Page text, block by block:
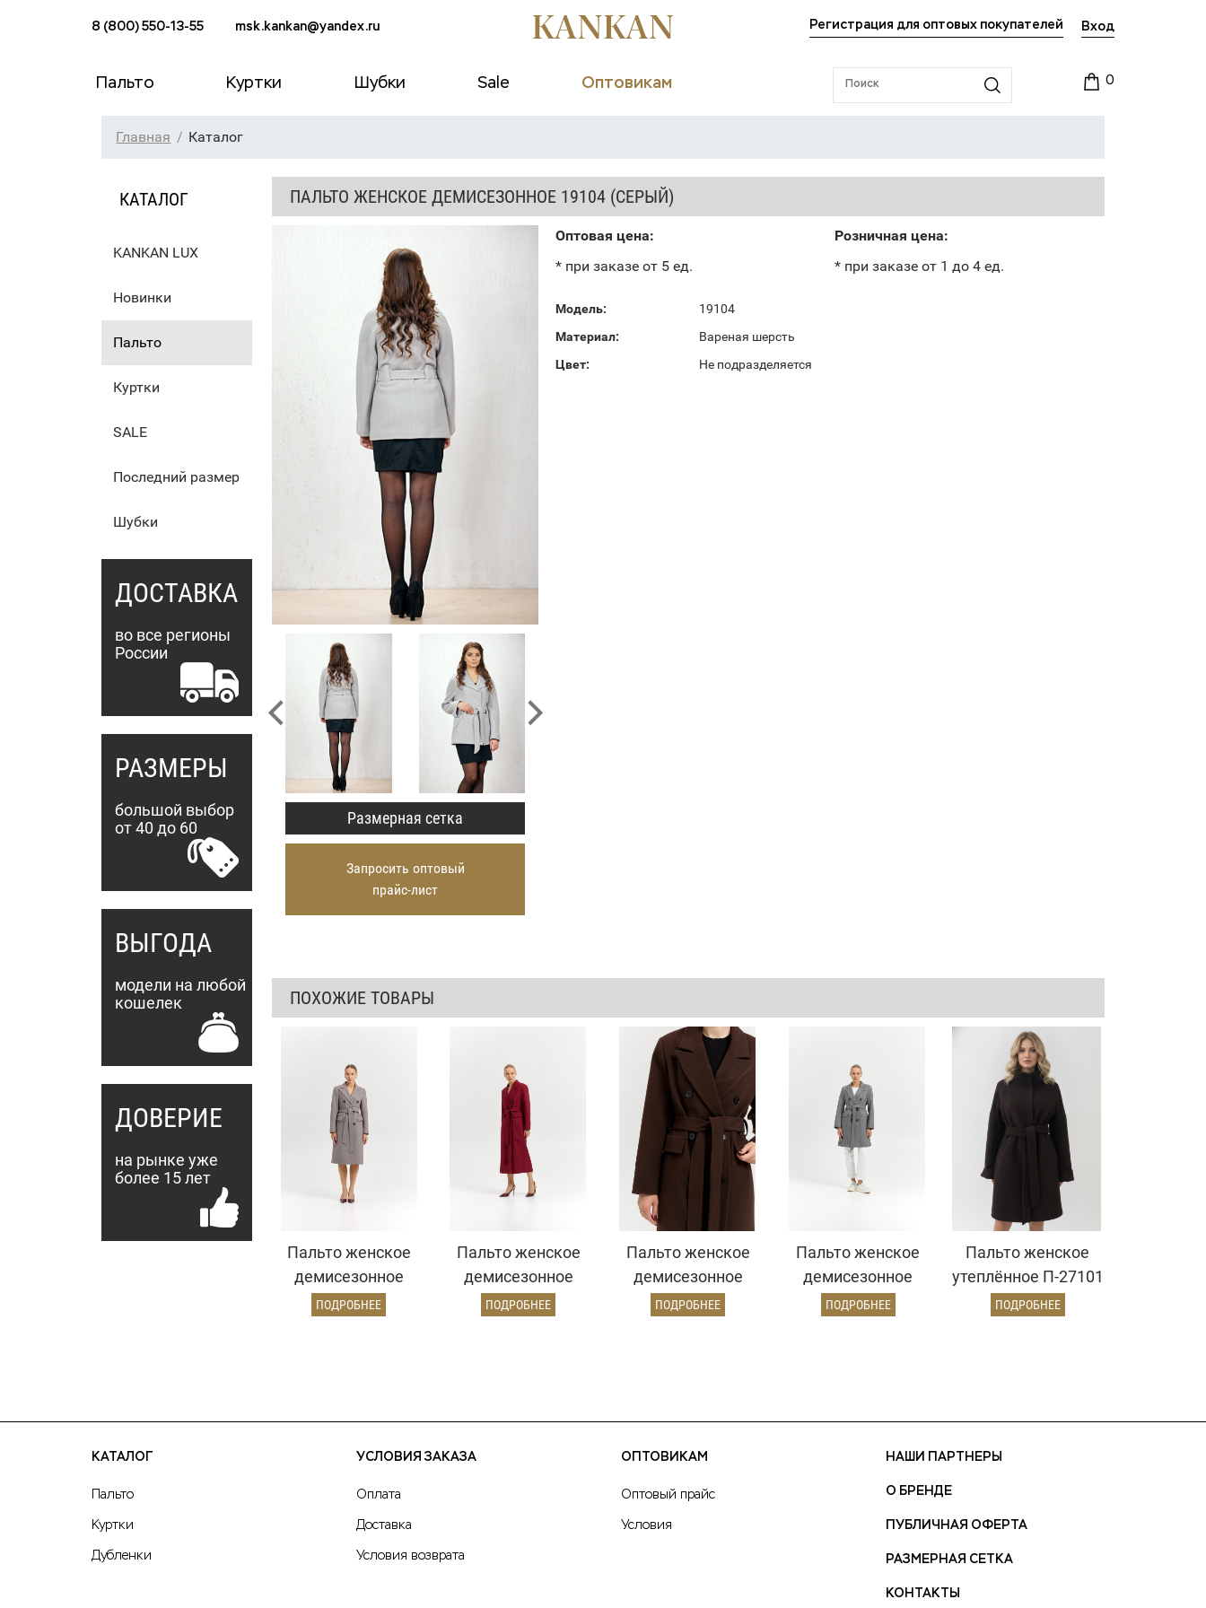
8 (800) 550-13-55 msk.kankan@yandex.ru Регистрация для оптовых покупателей Вход
Пальто Куртки Шубки Sale Оптовикам 0
Главная Каталог
КАТАЛОГ
KANKAN LUX
Новинки
Пальто
Куртки
SALE
Последний размер
Шубки
ДОСТАВКА
во все регионы
России
РАЗМЕРЫ
большой выбор
от 40 до 60
ВЫГОДА
модели на любой
кошелек
ДОВЕРИЕ
на рынке уже
более 15 лет
ПАЛЬТО ЖЕНСКОЕ ДЕМИСЕЗОННОЕ 19104 (СЕРЫЙ)
Размерная сетка
Запросить оптовый
прайс-лист
Оптовая цена:
* при заказе от 5 ед.
Розничная цена:
* при заказе от 1 до 4 ед.
Модель:
19104
Материал:
Вареная шерсть
Цвет:
Не подразделяется
ПОХОЖИЕ ТОВАРЫ
Пальто женское
демисезонное
25775
ПОДРОБНЕЕ
Пальто женское
демисезонное
26326 (бордовый/
ПОДРОБНЕЕ
Пальто женское
демисезонное
26326 (шоколад/
ПОДРОБНЕЕ
Пальто женское
демисезонное
26897 (пепельный/
ПОДРОБНЕЕ
Пальто женское
утеплённое П-27101
УТ-04 (коричневый)
ПОДРОБНЕЕ
КАТАЛОГ
Пальто
Куртки
Дубленки
УСЛОВИЯ ЗАКАЗА
Оплата
Доставка
Условия возврата
ОПТОВИКАМ
Оптовый прайс
Условия
НАШИ ПАРТНЕРЫ
О БРЕНДЕ
ПУБЛИЧНАЯ ОФЕРТА
РАЗМЕРНАЯ СЕТКА
КОНТАКТЫ